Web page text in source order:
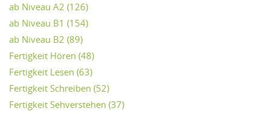
ab Niveau A2 (126)
ab Niveau B1 (154)
ab Niveau B2 (89)
Fertigkeit Hören (48)
Fertigkeit Lesen (63)
Fertigkeit Schreiben (52)
Fertigkeit Sehverstehen (37)